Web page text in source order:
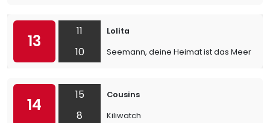
13
11
10
Lolita
Seemann, deine Heimat ist das Meer
14
15
8
Cousins
Kiliwatch